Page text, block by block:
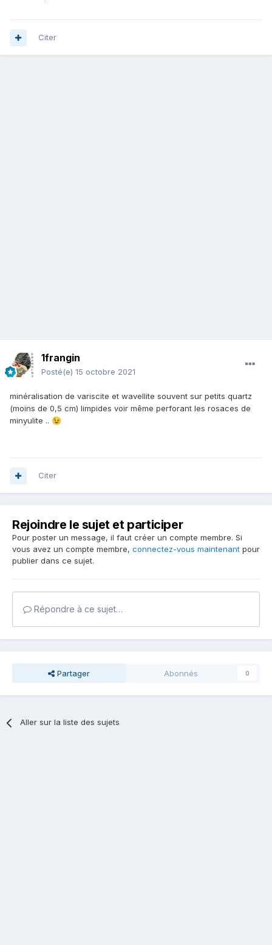
Citer
1frangin
Posté(e) 15 octobre 2021
minéralisation de variscite et wavellite souvent sur petits quartz
(moins de 0,5 cm) limpides voir même perforant les rosaces de
minyulite .. 😉
Citer
Rejoindre le sujet et participer
Pour poster un message, il faut créer un compte membre. Si
vous avez un compte membre, connectez-vous maintenant pour
publier dans ce sujet.
Répondre à ce sujet…
Partager Abonnés 0
Aller sur la liste des sujets